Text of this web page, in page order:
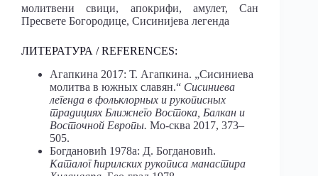
молитвени свици, апокрифи, амулет, Сан
Пресвете Богородице, Сисинијева легенда
ЛИТЕРАТУРА / REFERENCES:
Агапкина 2017: Т. Агапкина. „Сисиниева
молитва в южных славян.“ Сисиниева
легенда в фольклорных и рукописных
традициях Ближнего Востока, Балкан и
Восточной Европы. Мо-сква 2017, 373–
505.
Богдановић 1978а: Д. Богдановић.
Каталог ћирилских рукописа манастира